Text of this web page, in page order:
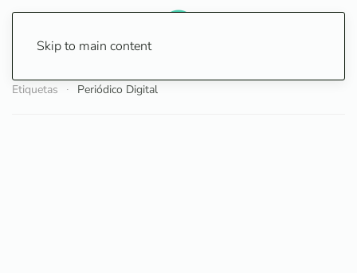
Skip to main content
Etiquetas Periódico Digital